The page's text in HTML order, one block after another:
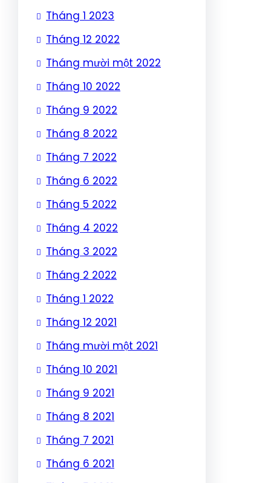
Tháng 1 2023
Tháng 12 2022
Tháng mười một 2022
Tháng 10 2022
Tháng 9 2022
Tháng 8 2022
Tháng 7 2022
Tháng 6 2022
Tháng 5 2022
Tháng 4 2022
Tháng 3 2022
Tháng 2 2022
Tháng 1 2022
Tháng 12 2021
Tháng mười một 2021
Tháng 10 2021
Tháng 9 2021
Tháng 8 2021
Tháng 7 2021
Tháng 6 2021